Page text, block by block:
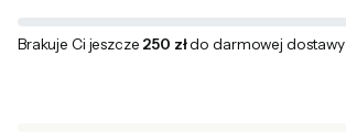
Brakuje Ci jeszcze 250 złdo darmowej dostawy